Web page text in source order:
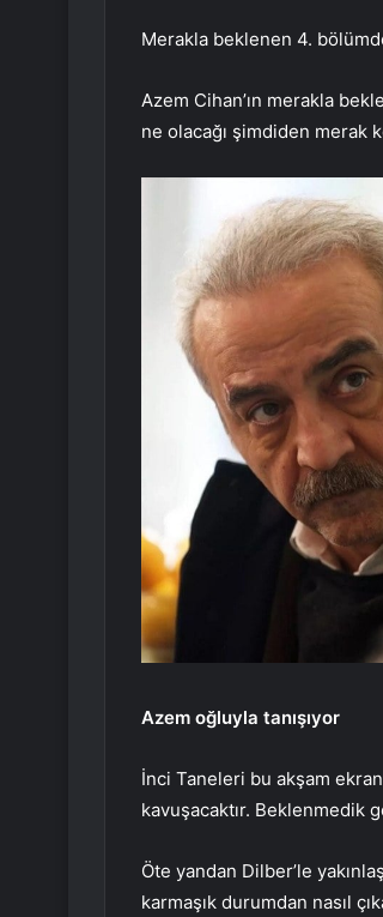
Merakla beklenen 4.
Azem Cihan’ın merakla
ne olacağı şimdiden merak
Azem oğluyla tanışıyor
İnci Taneleri bu akşam
kavuşacaktır. Beklenmedik
Öte yandan Dilber’le
karmaşık durumdan nasıl